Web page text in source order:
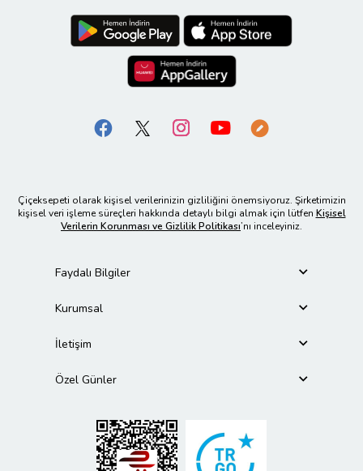
Çiçeksepeti olarak kişisel verilerinizin gizliliğini önemsiyoruz. Şirketimizin
kişisel veri işleme süreçleri hakkında detaylı bilgi almak için lütfen Kişisel
Verilerin Korunması ve Gizlilik Politikası’nı inceleyiniz.
Faydalı Bilgiler
Kurumsal
İletişim
Özel Günler